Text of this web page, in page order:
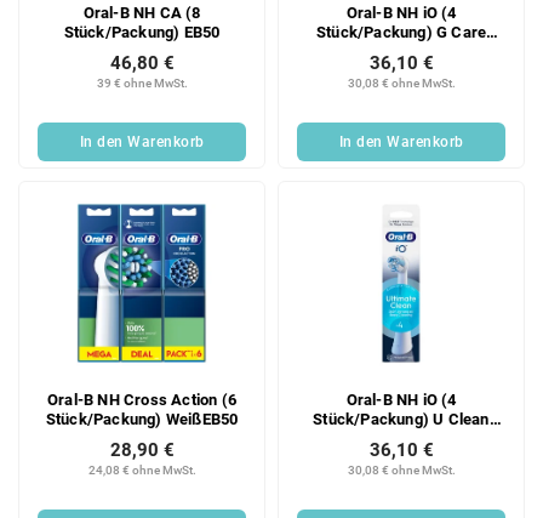
Oral-B NH CA (8
Stück/Packung) EB50
39 € ohne MwSt.
46,80 €
In den Warenkorb
Oral-B NH iO (4
Stück/Packung) G Care
30,08 € ohne MwSt.
36,10 €
In den Warenkorb
Oral-B NH Cross Action (6
Stück/Packung) WeißEB50
24,08 € ohne MwSt.
28,90 €
Oral-B NH iO (4
Stück/Packung) U Clean
30,08 € ohne MwSt.
36,10 €